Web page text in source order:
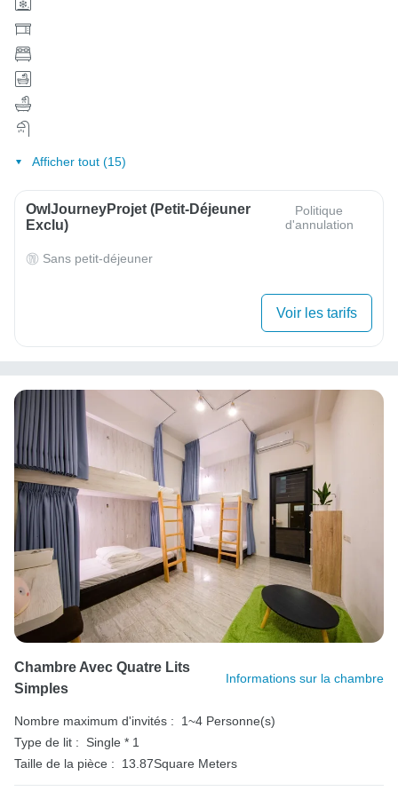
Afficher tout (15)
OwlJourneyProjet (petit-Déjeuner
Exclu)
Politique
d'annulation
Sans petit-déjeuner
Voir les tarifs
Chambre Avec Quatre Lits
Simples
Informations sur la chambre
Nombre maximum d'invités :
1~4 Personne(s)
Type de lit :
Single * 1
Taille de la pièce :
13.87Square Meters